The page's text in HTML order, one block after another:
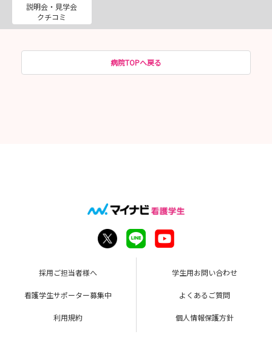
説明会・見学会
クチコミ
病院TOPへ戻る
採用ご担当者様へ 学生用お問い合わせ
看護学生サポーター募集中 よくあるご質問
利用規約 個人情報保護方針